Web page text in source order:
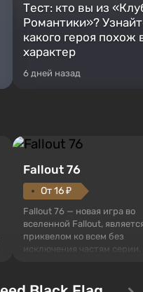
Тест: кто вы из
Романтики»?
какого героя похож
характер
6 дней назад
Fallout 76
От 16 ₽
Fallout 76 — новая игра во
вселенной Fallout,
приквелом ко всем без
исключения частям серии.
Оно же, по задумке